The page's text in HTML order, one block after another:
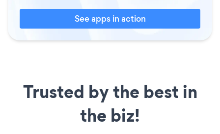
See apps in action
Trusted by the best in
the biz!